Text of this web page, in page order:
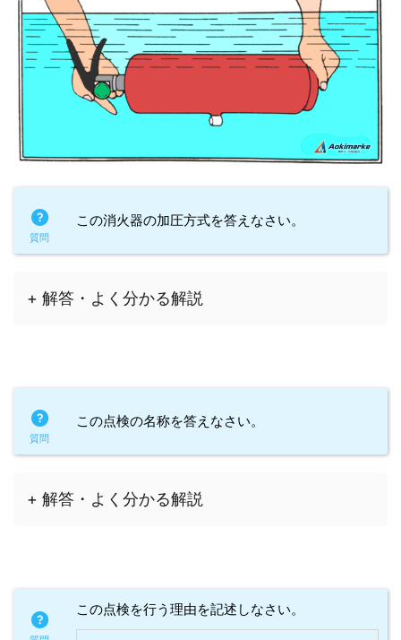
この消火器の加圧方式を答えなさい。
+ 解答・よく分かる解説
この点検の名称を答えなさい。
+ 解答・よく分かる解説
この点検を行う理由を記述しなさい。